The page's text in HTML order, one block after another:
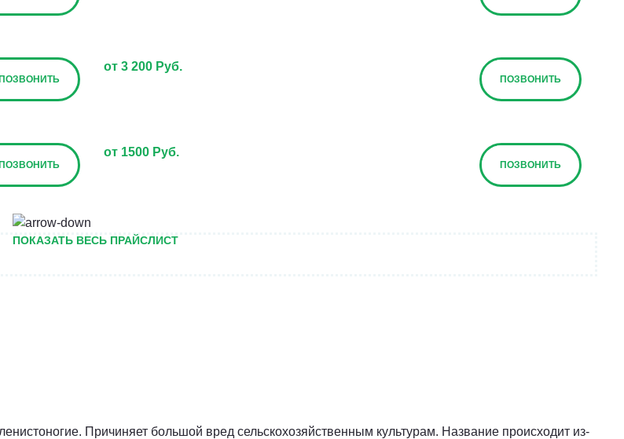
ПОЗВОНИТЬ
от 3 200 Руб.
ПОЗВОНИТЬ
ПОЗВОНИТЬ
от 1500 Руб.
ПОЗВОНИТЬ
от 5000 руб.
ПОКАЗАТЬ ВЕСЬ ПРАЙСЛИСТ
Причиняет большой вред сельскохозяйственным культурам. Название происходит из-